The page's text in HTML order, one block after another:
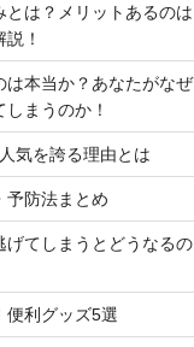
は？メリットあるのは
！
は本当か？あなたがなぜ
まうのか！
気を誇る理由とは
予防法まとめ
げてしまうとどうなるの
便利グッズ5選